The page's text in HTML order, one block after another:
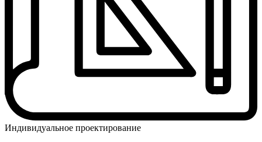
Индивидуальное проектирование